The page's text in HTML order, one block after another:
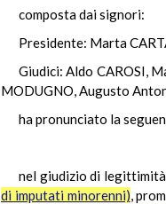
composta dai signori:
Presidente: Marta
Giudici: Aldo CAROSI,
MODUGNO, Augusto
ha pronunciato la
nel giudizio di
di imputati minorenni),